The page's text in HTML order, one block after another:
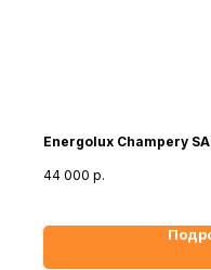
Energolux Champery
44 000 р.